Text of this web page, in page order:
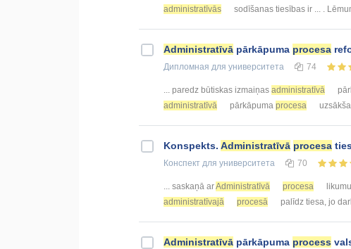
administratīvās
sodīšanas tiesības ir ... .
Administratīvā pārkāpuma procesa
Дипломная для университета 74
... paredz būtiskas izmaiņas administratīvā
administratīvā
pārkāpuma procesa
Konspekts. Administratīvā procesa
Конспект для университета 70
... saskaņā arAdministratīvā procesa
administratīvajā
procesā palīdz tiesa, jo
Administratīvā pārkāpuma process